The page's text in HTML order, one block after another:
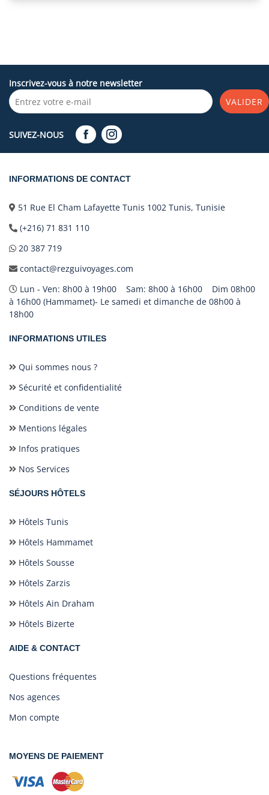
Inscrivez-vous à notre newsletter
VALIDER
SUIVEZ-NOUS
INFORMATIONS DE CONTACT
51 Rue El Cham Lafayette Tunis 1002 Tunis, Tunisie
(+216) 71 831 110
20 387 719
contact@rezguivoyages.com
Lun - Ven: 8h00 à 19h00 Sam: 8h00 à 16h00 Dim 08h00
à 16h00 (Hammamet)- Le samedi et dimanche de 08h00 à
18h00
INFORMATIONS UTILES
Qui sommes nous ?
Sécurité et confidentialité
Conditions de vente
Mentions légales
Infos pratiques
Nos Services
SÉJOURS HÔTELS
Hôtels Tunis
Hôtels Hammamet
Hôtels Sousse
Hôtels Zarzis
Hôtels Ain Draham
Hôtels Bizerte
AIDE & CONTACT
Questions fréquentes
Nos agences
Mon compte
MOYENS DE PAIEMENT